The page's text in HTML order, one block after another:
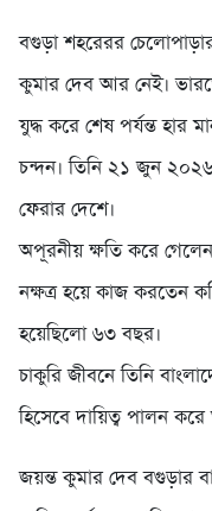
বগুড়া শহরেরর
কুমার দেব আর নেই।
যুদ্ধ করে শেষ পর্যন্ত হার
চন্দন। তিনি ২১ জুন
ফেরার দেশে।
অপূরনীয় ক্ষতি করে গেলেন
নক্ষত্র হয়ে কাজ করতেন
হয়েছিলো ৬৩ বছর।
চাকুরি জীবনে তিনি
হিসেবে দায়িত্ব পালন
জয়ন্ত কুমার দেব বগুড়ার